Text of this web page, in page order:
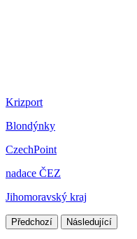
Krizport
Blondýnky
CzechPoint
nadace ČEZ
Jihomoravský kraj
Předchozí Následující